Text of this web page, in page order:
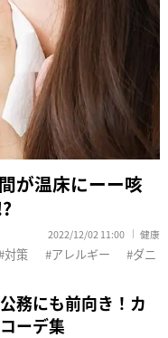
が温床にーー咳
2022/12/02 11:00 健康
対策 アレルギー ダニ
務にも前向き！カ
ーデ集